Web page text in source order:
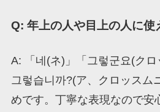
Q: 年上の人や目上の人に使
A: 「네(ネ)」「그렇군요(ク
그렇습니까?(ア、クロッスム
めです。丁寧な表現なので安